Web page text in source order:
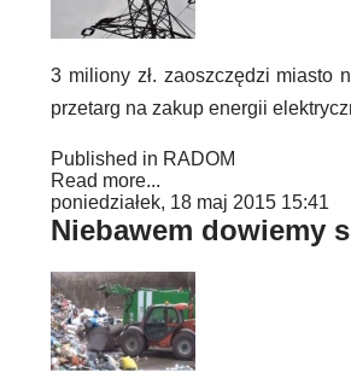
3 miliony zł. zaoszczędzi miasto
przetarg na zakup energii
Published in RADOM
Read more...
poniedziałek, 18 maj 2015 15:41
Niebawem dowiemy